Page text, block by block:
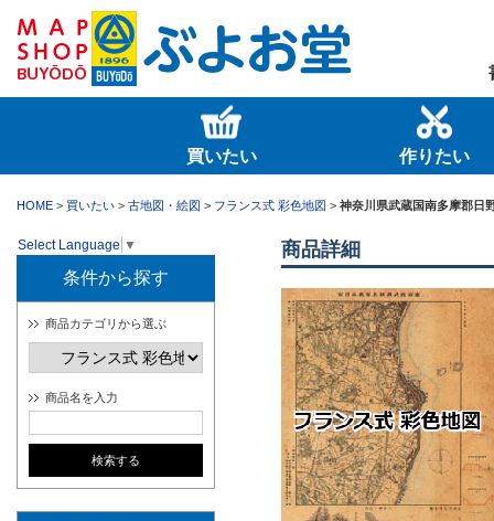
買いたい 作りたい
HOME > 買いたい > 古地図・絵図 > フランス式 彩色地図 > 神奈川県武蔵国南多摩郡日
Select Language ▼
条件から探す
商品カテゴリから選ぶ
商品名を入力
商品詳細